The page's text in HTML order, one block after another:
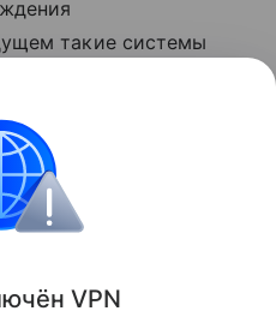
такие системы
телах.
Поделиться
ён VPN